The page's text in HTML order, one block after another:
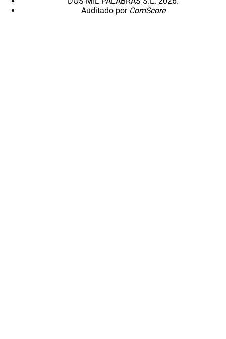
Auditado por ComScore